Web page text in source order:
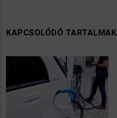
KAPCSOLÓDÓ TARTALMAK